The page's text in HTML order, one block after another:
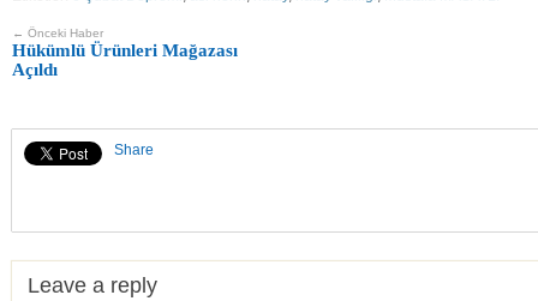
← Önceki Haber
Hükümlü Ürünleri Mağazası
Açıldı
Share
Leave a reply